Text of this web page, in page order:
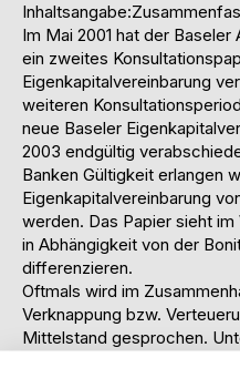
Im Mai 2001 hat der
ein zweites
Eigenkapitalvereinbarung
weiteren
neue Baseler
2003 endgültig
Banken Gültigkeit erlangen
Eigenkapitalvereinbarung
werden. Das Papier sieht
in Abhängigkeit von der
differenzieren.
Oftmals wird im
Verknappung bzw.
Mittelstand gesprochen.